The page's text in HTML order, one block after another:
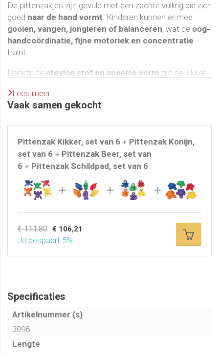
De pittenzakjes zijn gevuld met een zachte vulling die zich
goed naar de hand vormt. Kinderen kunnen er mee
gooien, vangen, jongleren of balanceren, wat de oog-
handcoördinatie, fijne motoriek en concentratie
traint.
Dankzij de stevige stof en speelse vorm zijn de kikker
bewegingslessen, therapie of spelactiviteiten
nodigen uit tot actief spel, samenwerking en plezier in
Lees meer
Vaak samen gekocht
Pittenzak Kikker, set van 6 + Pittenzak Konijn,
set van 6 + Pittenzak Beer, set van
6 + Pittenzak Schildpad, set van 6
€ 111,80 € 106,21
Je bespaart 5%
Specificaties
Artikelnummer (s)
3098
Lengte